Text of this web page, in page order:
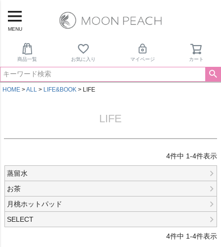
MENU
商品一覧 お気に入り マイページ カート
HOME ALL LIFE&BOOK LIFE
LIFE
4件中 1-4件表示
蒸留水
お茶
月桃ホットパッド
SELECT
4件中 1-4件表示